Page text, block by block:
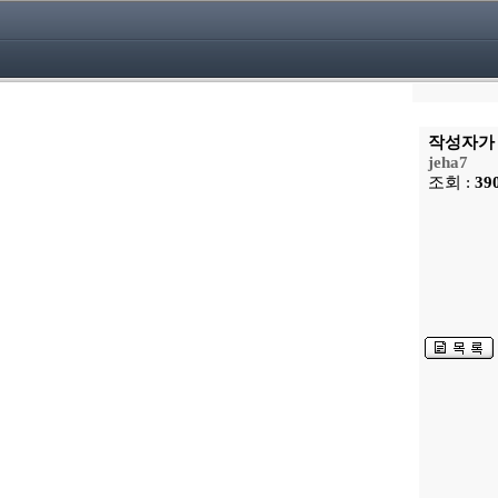
작성자
jeha7
조회 :